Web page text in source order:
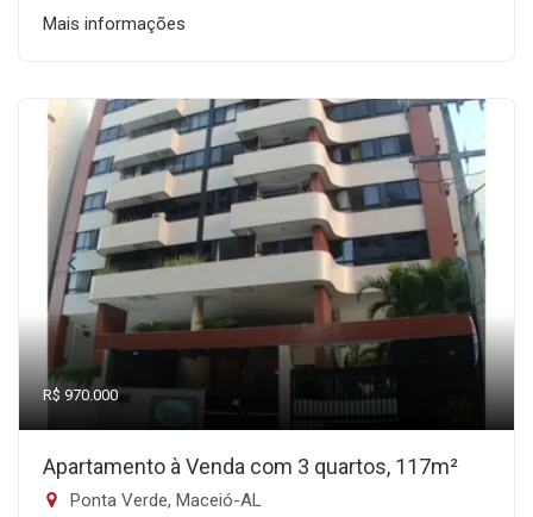
Mais informações
R$ 970.000
Apartamento à Venda com 3 quartos, 117m²
Ponta Verde, Maceió-AL